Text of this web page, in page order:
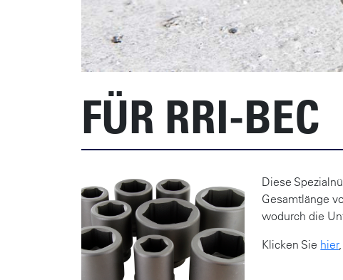
FÜR RRI-BEC
Diese
Gesamtlänge
wodurch die
Klicken Sie hier